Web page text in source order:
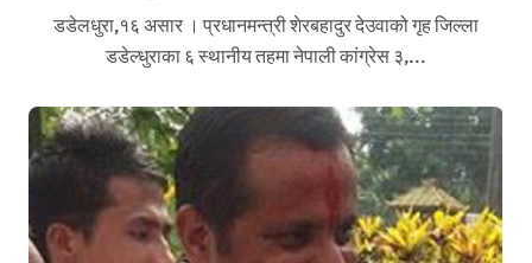
डडेलधुरा,१६ असार । प्रधानमन्त्री शेरबहादुर देउवाको गृह जिल्ला
डडेल्धुराका ६ स्थानीय तहमा नेपाली कांग्रेस ३,...